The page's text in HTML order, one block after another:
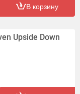
В корзину
Upside Down